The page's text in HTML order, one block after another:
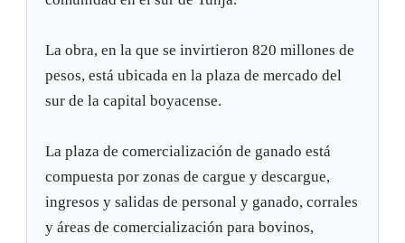
La obra, en la que se invirtieron 820 millones de
pesos, está ubicada en la plaza de mercado del
sur de la capital boyacense.
La plaza de comercialización de ganado está
compuesta por zonas de cargue y descargue,
ingresos y salidas de personal y ganado, corrales
y áreas de comercialización para bovinos,